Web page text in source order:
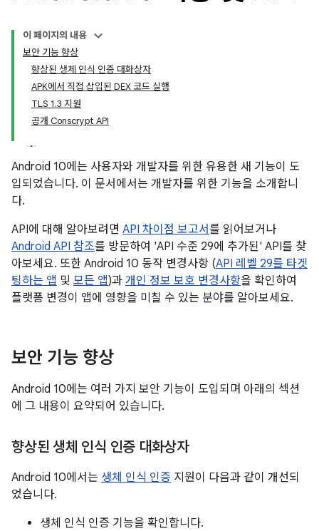
이 페이지의 내용
보안 기능 향상
향상된 생체 인식 인증 대화상자
APK에서 직접 삽입된 DEX 코드 실행
TLS 1.3 지원
공개 Conscrypt API
Android 10에는 사용자와 개발자를 위한 유용한 새 기능이 도
입되었습니다. 이 문서에서는 개발자를 위한 기능을 소개합니
다.
API에 대해 알아보려면 API 차이점 보고서를 읽어보거나
Android API 참조를 방문하여 'API 수준 29에 추가된' API를 찾
아보세요. 또한 Android 10 동작 변경사항 (API 레벨 29를 타겟
팅하는 앱 및 모든 앱)과 개인 정보 보호 변경사항을 확인하여
플랫폼 변경이 앱에 영향을 미칠 수 있는 분야를 알아보세요.
보안 기능 향상
Android 10에는 여러 가지 보안 기능이 도입되며 아래의 섹션
에 그 내용이 요약되어 있습니다.
향상된 생체 인식 인증 대화상자
Android 10에서는 생체 인식 인증 지원이 다음과 같이 개선되
었습니다.
생체 인식 인증 기능을 확인합니다.